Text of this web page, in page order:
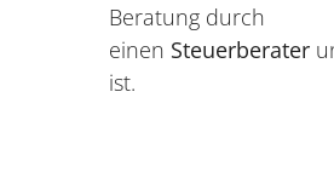
Beratung durch
einen Steuerberater
ist.